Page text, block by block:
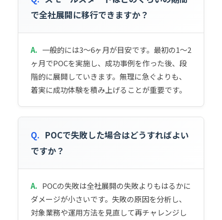
で全社展開に移行できますか？
A. 一般的には3〜6ヶ月が目安です。最初の1〜2
ヶ月でPOCを実施し、成功事例を作った後、段
階的に展開していきます。無理に急ぐよりも、
着実に成功体験を積み上げることが重要です。
Q. POCで失敗した場合はどうすればよい
ですか？
A. POCの失敗は全社展開の失敗よりもはるかに
ダメージが小さいです。失敗の原因を分析し、
対象業務や運用方法を見直して再チャレンジし